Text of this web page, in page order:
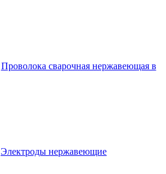
Проволока сварочная нержавеющая в
Электроды нержавеющие